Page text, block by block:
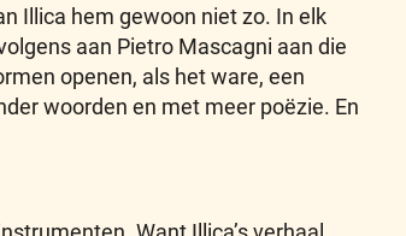
Illica hem gewoon niet zo. In elk
aan Pietro Mascagni aan die
openen, als het ware, een
woorden en met meer poëzie. En